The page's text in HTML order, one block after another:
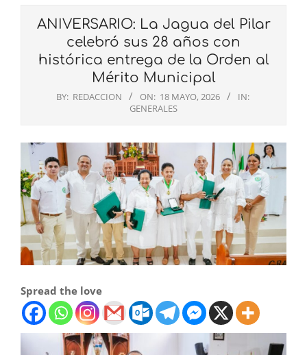
ANIVERSARIO: La Jagua del Pilar
celebró sus 28 años con
histórica entrega de la Orden al
Mérito Municipal
BY: REDACCION ON: 18 MAYO, 2026
IN:
GENERALES
Spread the love